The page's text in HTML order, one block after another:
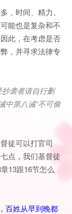
，时间、精力、
能也是复杂和不
此，在考虑是否
，并寻求法律专
袭者请自行删
中第八诫“不可偷
徒可以打官司
点，我们基督徒
13跟16节怎么
百姓从早到晚都